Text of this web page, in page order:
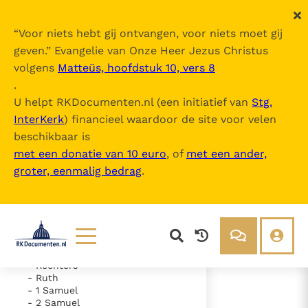
“Voor niets hebt gij ontvangen, voor niets moet gij
geven.” Evangelie van Onze Heer Jezus Christus
volgens Matteüs, hoofdstuk 10, vers 8
.
U helpt RKDocumenten.nl (een initiatief van Stg.
InterKerk) financieel waardoor de site voor velen
beschikbaar is
met een donatie van 10 euro, of met een ander,
groter, eenmalig bedrag.
Lezen
Documenten
Over ons
De Bijbel
Inhoudsopgave
uitklappen
- Oude Testament
- Exodus
- Numeri
- Deuteronomium
- Rechters
- Ruth
- 1 Samuel
- 2 Samuel
- Hoofdstuk 25